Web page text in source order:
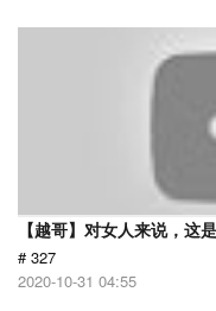
【越哥】对女人来说，这
# 327
2020-10-31 04:55